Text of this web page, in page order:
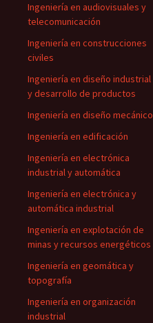
Ingeniería en audiovisuales y
telecomunicación
Ingeniería en construcciones
civiles
Ingeniería en diseño industrial
y desarrollo de productos
Ingeniería en diseño mecánico
Ingeniería en edificación
Ingeniería en electrónica
industrial y automática
Ingeniería en electrónica y
automática industrial
Ingeniería en explotación de
minas y recursos energéticos
Ingeniería en geomática y
topografía
Ingeniería en organización
industrial